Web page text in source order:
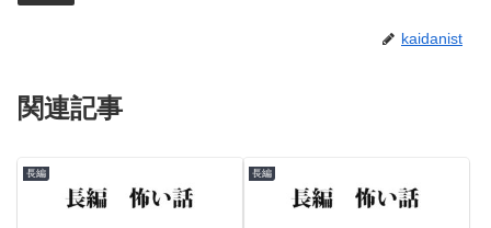
kaidanist
関連記事
長編 長編